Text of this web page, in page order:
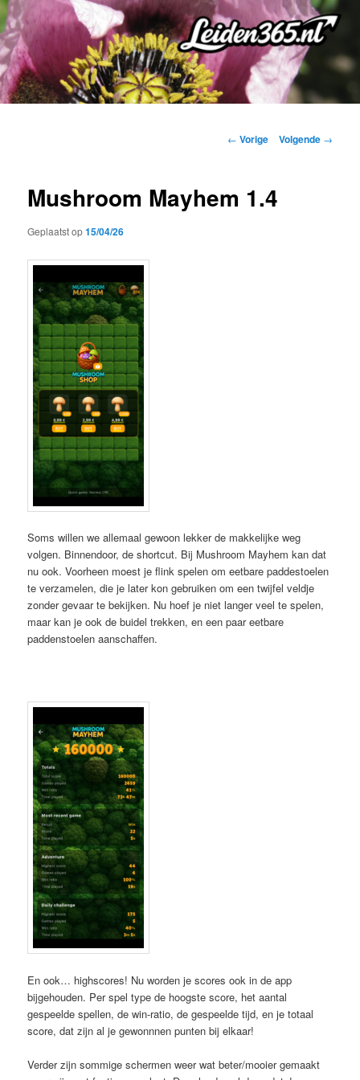
Spring
naar
de
primaire
inhoud
Bericht
← Vorige Volgende →
Mushroom Mayhem 1.4
Geplaatst op15/04/26
Soms willen we allemaal gewoon lekker de makkelijke weg
volgen. Binnendoor, de shortcut. Bij Mushroom Mayhem kan dat
nu ook. Voorheen moest je flink spelen om eetbare paddestoelen
te verzamelen, die je later kon gebruiken om een twijfel veldje
zonder gevaar te bekijken. Nu hoef je niet langer veel te spelen,
maar kan je ook de buidel trekken, en een paar eetbare
paddenstoelen aanschaffen.
En ook… highscores! Nu worden je scores ook in de app
bijgehouden. Per spel type de hoogste score, het aantal
gespeelde spellen, de win-ratio, de gespeelde tijd, en je totaal
score, dat zijn al je gewonnnen punten bij elkaar!
Verder zijn sommige schermen weer wat beter/mooier gemaakt